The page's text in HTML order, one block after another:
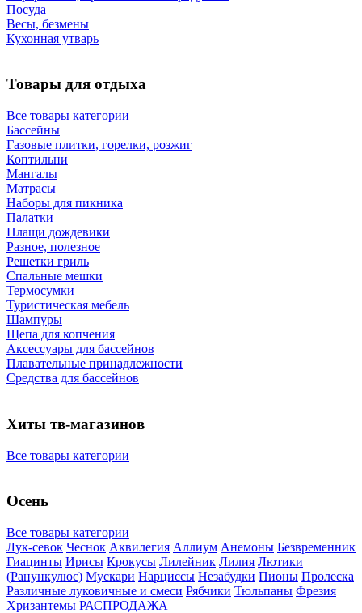
Посуда
Весы, безмены
Кухонная утварь
Товары для отдыха
Все товары категории
Бассейны
Газовые плитки, горелки, розжиг
Коптильни
Мангалы
Матрасы
Наборы для пикника
Палатки
Плащи дождевики
Разное, полезное
Решетки гриль
Спальные мешки
Термосумки
Туристическая мебель
Шампуры
Щепа для копчения
Аксессуары для бассейнов
Плавательные принадлежности
Средства для бассейнов
Хиты тв-магазинов
Все товары категории
Осень
Все товары категории
Лук-севок Чеснок Аквилегия Аллиум Анемоны Безвременник
Гиацинты Ирисы Крокусы Лилейник Лилия Лютики
(Ранункулюс) Мускари Нарцисcы Незабудки Пионы Пролеска
Различные луковичные и смеси Рябчики Тюльпаны Фрезия
Хризантемы РАСПРОДАЖА